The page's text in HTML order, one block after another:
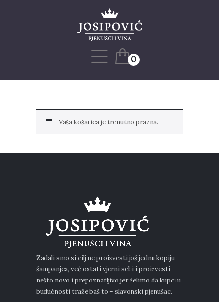
0
Projekti
Vaša košarica je trenutno prazna.
Zadali smo si cilj ne proizvesti još jednu kopiju
šampanjca, već ostati vjerni sebi i proizvesti
nešto novo i prepoznatljivo jer želimo da kupci u
budućnosti traže baš to – slavonski pjenušac.